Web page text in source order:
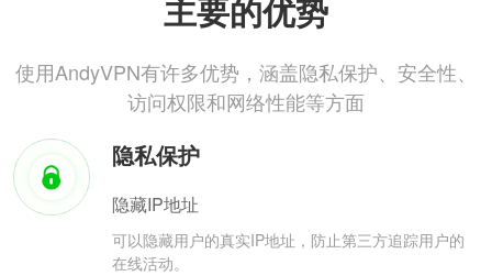
主要的优势
使用AndyVPN有许多优势，涵盖隐私保护、安全性、
访问权限和网络性能等方面
隐私保护
隐藏IP地址
可以隐藏用户的真实IP地址，防止第三方追踪用户的
在线活动。